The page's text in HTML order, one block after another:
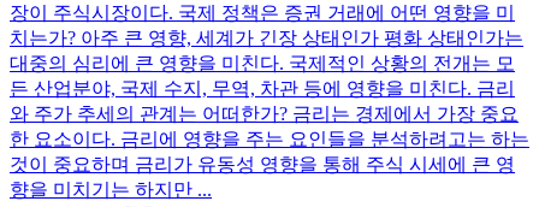
장이 주식시장이다. 국제 정책은 증권 거래에 어떤 영향을 미
치는가? 아주 큰 영향, 세계가 긴장 상태인가 평화 상태인가는
대중의 심리에 큰 영향을 미친다. 국제적인 상황의 전개는 모
든 산업분야, 국제 수지, 무역, 차관 등에 영향을 미친다. 금리
와 주가 추세의 관계는 어떠한가? 금리는 경제에서 가장 중요
한 요소이다. 금리에 영향을 주는 요인들을 분석하려고는 하는
것이 중요하며 금리가 유동성 영향을 통해 주식 시세에 큰 영
향을 미치기는 하지만 ...